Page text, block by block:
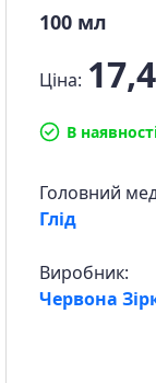
100 мл
Ціна:
В
Головний
Глід
Виробник:
Червона